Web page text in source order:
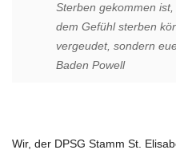
Sterben gekommen
dem Gefühl sterben
vergeudet, sondern
Baden Powell
Wir, der DPSG Stamm St.